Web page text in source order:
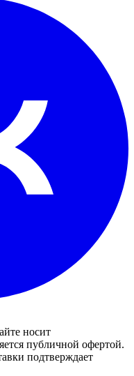
носит
публичной офертой.
подтверждает